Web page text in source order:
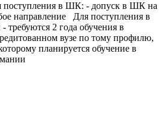
поступления в ШК: - допуск в ШК на
направление Для поступления в
- требуются 2 года обучения в
вузе по тому профилю,
планируется обучение в